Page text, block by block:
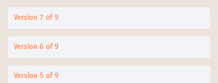
Version 7 of 9
Version 6 of 9
Version 5 of 9